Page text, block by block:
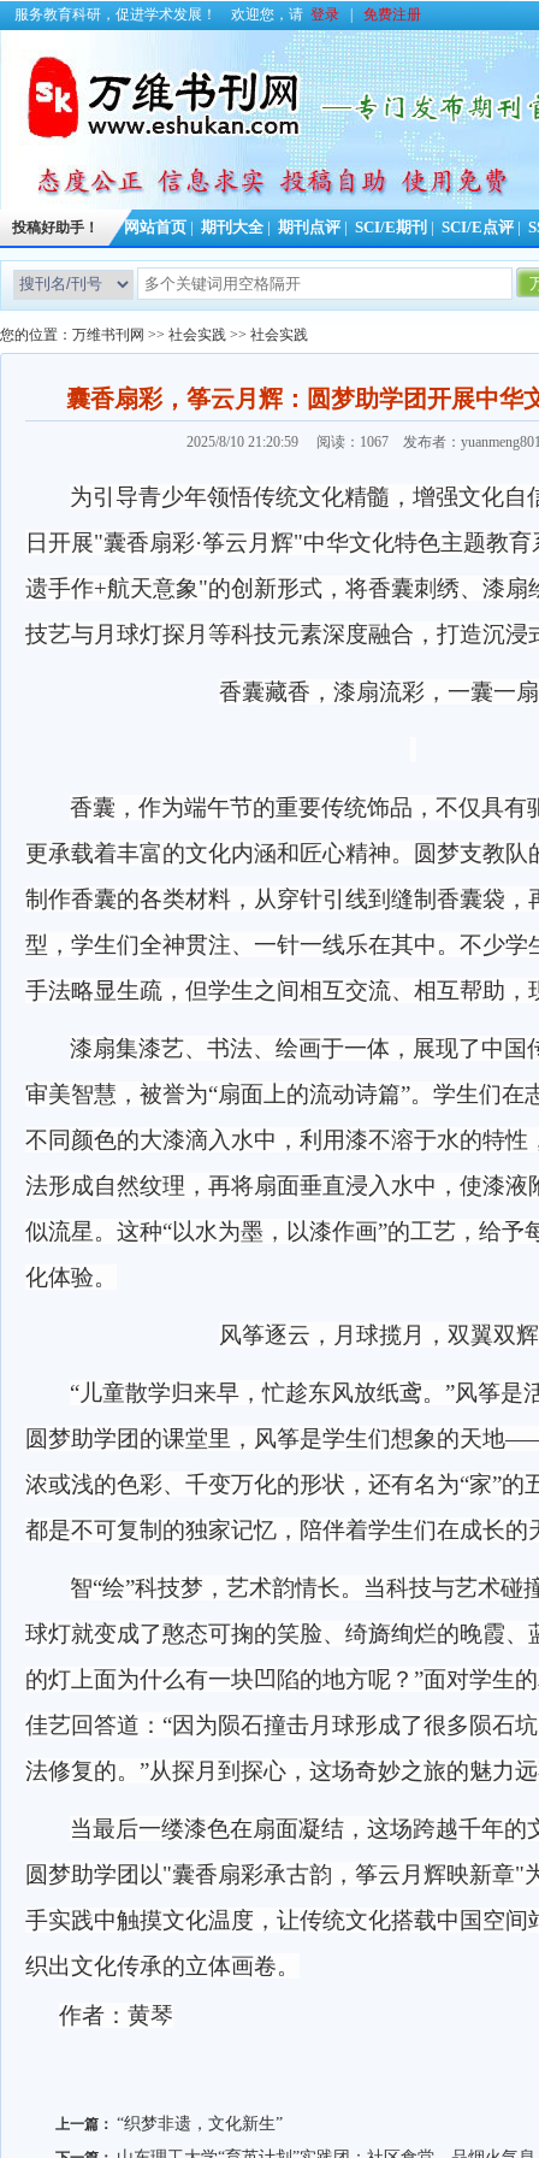
服务教育科研，促进学术发展！ 欢迎您，请 登录 免费注册
投稿好助手！ 网站首页 期刊大全 期刊点评 SCI/E期刊 SCI/E点评
您的位置： 万维书刊网 >> 社会实践 >> 社会实践
囊香扇彩，筝云月辉：圆梦助学团开展中华
2025/8/10 21:20:59 阅读：1067 发布者：
为引导青少年领悟传统文化精髓，增强文化自
日开展"囊香扇彩·筝云月辉"中华文化特色主题教
遗手作+航天意象"的创新形式，将香囊刺绣、漆扇
技艺与月球灯探月等科技元素深度融合，打造沉浸
香囊藏香，漆扇流彩，一囊一
香囊，作为端午节的重要传统饰品，不仅具有
更承载着丰富的文化内涵和匠心精神。圆梦支教队
制作香囊的各类材料，从穿针引线到缝制香囊袋，
型，学生们全神贯注、一针一线乐在其中。不少学
手法略显生疏，但学生之间相互交流、相互帮助，
漆扇集漆艺、书法、绘画于一体，展现了中国
审美智慧，被誉为“扇面上的流动诗篇”。学生们在
不同颜色的大漆滴入水中，利用漆不溶于水的特性
法形成自然纹理，再将扇面垂直浸入水中，使漆液
似流星。这种“以水为墨，以漆作画”的工艺，给予
化体验。
风筝逐云，月球揽月，双翼双
“儿童散学归来早，忙趁东风放纸鸢。”风筝是
圆梦助学团的课堂里，风筝是学生们想象的天地
浓或浅的色彩、千变万化的形状，还有名为“家”的
都是不可复制的独家记忆，陪伴着学生们在成长的
智“绘”科技梦，艺术韵情长。当科技与艺术碰
球灯就变成了憨态可掬的笑脸、绮旖绚烂的晚霞、
的灯上面为什么有一块凹陷的地方呢？”面对学生
佳艺回答道：“因为陨石撞击月球形成了很多陨石
法修复的。”从探月到探心，这场奇妙之旅的魅力
当最后一缕漆色在扇面凝结，这场跨越千年的
圆梦助学团以"囊香扇彩承古韵，筝云月辉映新章"
手实践中触摸文化温度，让传统文化搭载中国空间
织出文化传承的立体画卷。
作者：黄琴
上一篇： “织梦非遗，文化新生”